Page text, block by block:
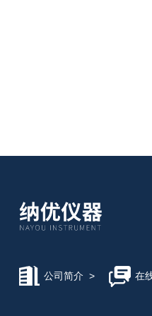
公司简介 > 在